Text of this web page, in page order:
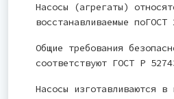
Насосы (агрегаты)
восстанавливаемые
Общие требования
соответствуют ГОСТ Р
Насосы изготавливаются в